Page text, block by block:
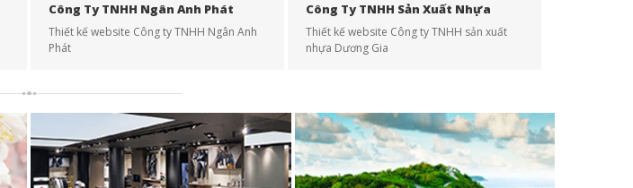
Công Ty TNHH Ngân Anh Phát
Thiết kế website Công ty TNHH Ngân Anh
Phát
Công Ty TNHH Sản Xuất Nhựa
Dương Gia
Thiết kế website Công ty TNHH sản xuất
nhựa Dương Gia